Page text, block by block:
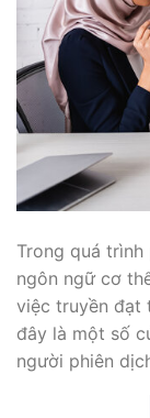
Trong quá
ngôn ngữ cơ
việc truyền đạt
đây là một số
người phiên